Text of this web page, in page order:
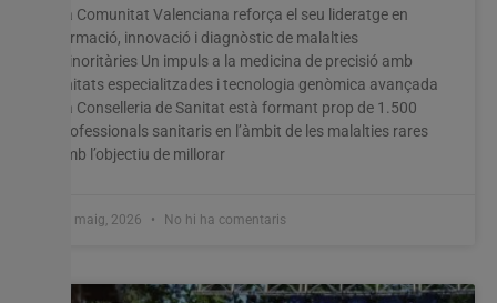
La Comunitat Valenciana reforça el seu lideratge en
formació, innovació i diagnòstic de malalties
minoritàries Un impuls a la medicina de precisió amb
unitats especialitzades i tecnologia genòmica avançada
La Conselleria de Sanitat està formant prop de 1.500
professionals sanitaris en l’àmbit de les malalties rares
amb l’objectiu de millorar
28 maig, 2026 No hi ha comentaris